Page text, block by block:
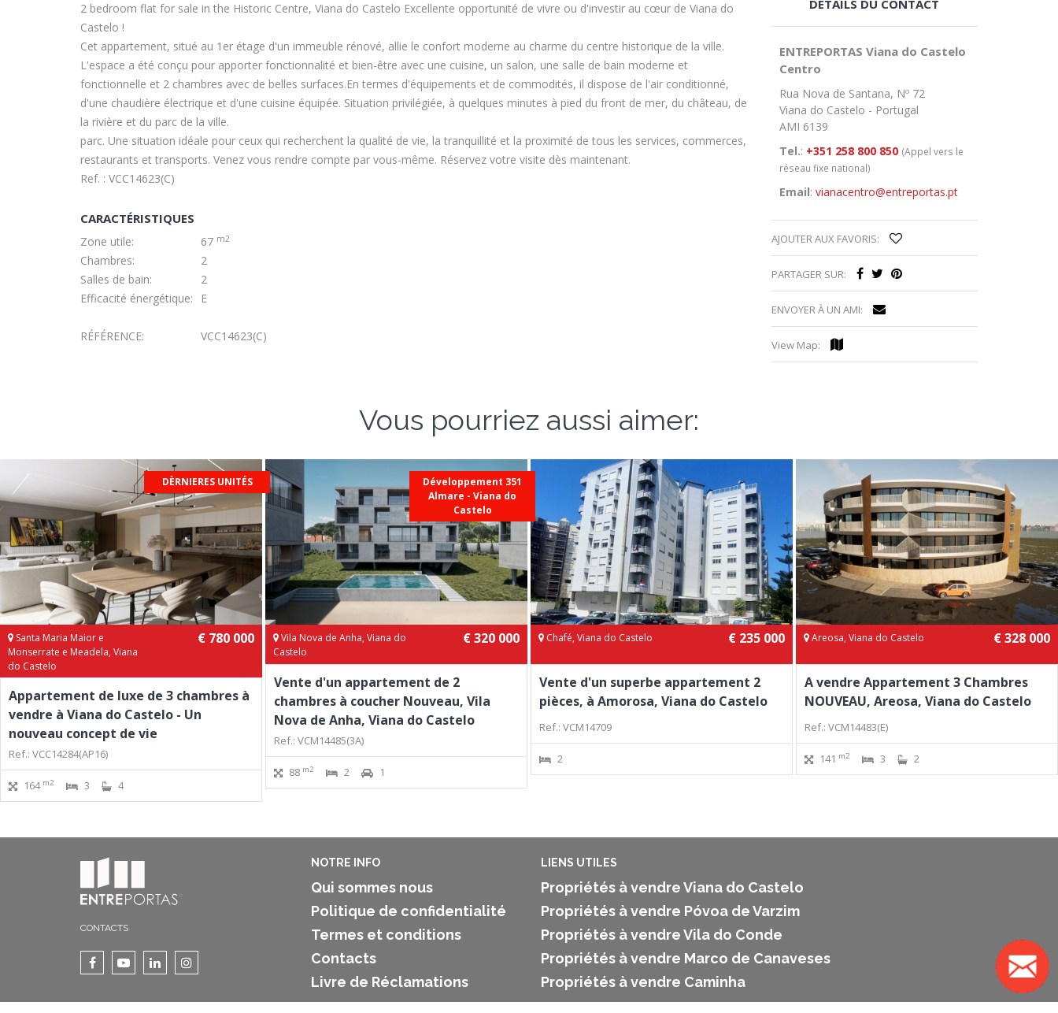
2 bedroom flat for sale in the Historic Centre, Viana do Castelo Excellente opportunité de vivre ou d'investir au cœur de Viana do
Castelo !
Cet appartement, situé au 1er étage d'un immeuble rénové, allie le confort moderne au charme du centre historique de la ville.
L'espace a été conçu pour apporter fonctionnalité et bien-être avec une cuisine, un salon, une salle de bain moderne et
fonctionnelle et 2 chambres avec de belles surfaces.En termes d'équipements et de commodités, il dispose de l'air conditionné,
d'une chaudière électrique et d'une cuisine équipée. Situation privilégiée, à quelques minutes à pied du front de mer, du château, de
la rivière et du parc de la ville.
parc. Une situation idéale pour ceux qui recherchent la qualité de vie, la tranquillité et la proximité de tous les services, commerces,
restaurants et transports. Venez vous rendre compte par vous-même. Réservez votre visite dès maintenant.
Ref. : VCC14623(C)
CARACTÉRISTIQUES
Zone utile: 67 m2
Chambres:
2
Salles de bain:
2
Efficacité énergétique:
E
RÉFÉRENCE: VCC14623(C)
DÉTAILS DU CONTACT
ENTREPORTAS Viana do Castelo
Centro
Rua Nova de Santana, Nº 72
Viana do Castelo - Portugal
AMI 6139
Tel.: +351 258 800 850 (Appel vers le
réseau fixe national)
Email: vianacentro@entreportas.pt
AJOUTER AUX FAVORIS:
PARTAGER SUR:
ENVOYER À UN AMI:
View Map:
Vous pourriez aussi aimer:
DÈRNIERES UNITÉS
Santa Maria Maior e
Monserrate e Meadela, Viana
do Castelo
€ 780 000
Appartement de luxe de 3 chambres à
vendre à Viana do Castelo - Un
nouveau concept de vie
Ref.: VCC14284(AP16)
164 m2 3 4
Développement 351
Almare - Viana do
Castelo
Vila Nova de Anha, Viana do
Castelo
€ 320 000
Vente d'un appartement de 2
chambres à coucher Nouveau, Vila
Nova de Anha, Viana do Castelo
Ref.: VCM14485(3A)
88 m2 2 1
Chafé, Viana do Castelo € 235 000
Vente d'un superbe appartement 2
pièces, à Amorosa, Viana do Castelo
Ref.: VCM14709
2
Areosa, Viana do Castelo € 328 000
A vendre Appartement 3 Chambres
NOUVEAU, Areosa, Viana do Castelo
Ref.: VCM14483(E)
141 m2 3 2
CONTACTS
NOTRE INFO
Qui sommes nous
Politique de confidentialité
Termes et conditions
Contacts
Livre de Réclamations
LIENS UTILES
Propriétés à vendre Viana do Castelo
Propriétés à vendre Póvoa de Varzim
Propriétés à vendre Vila do Conde
Propriétés à vendre Marco de Canaveses
Propriétés à vendre Caminha